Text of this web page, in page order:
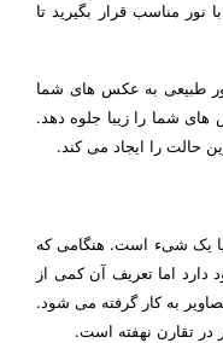
مناسب قرار بگیرید تا
طبیعی به عکس های شما
شما را زیبا جلوه دهد.
حالت را ایجاد می کند.
یا یک شیء است. هنگامی که
اما تعریف آن کمی از
به کار گرفته می شود.
در تقارن نهفته است.